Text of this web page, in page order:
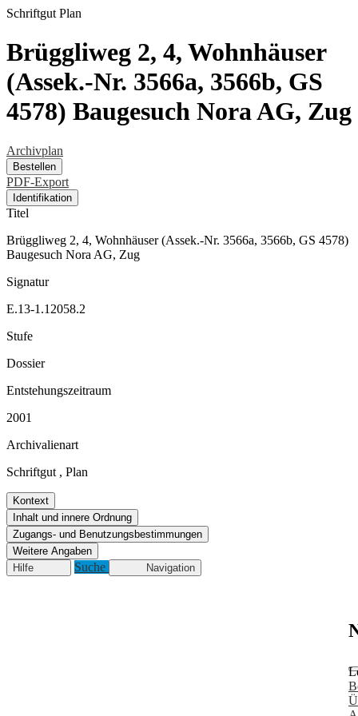
Schriftgut Plan
Brüggliweg 2, 4, Wohnhäuser
(Assek.-Nr. 3566a, 3566b, GS
4578) Baugesuch Nora AG, Zug
Archivplan
Bestellen
PDF-Export
Identifikation
Titel
Brüggliweg 2, 4, Wohnhäuser (Assek.-Nr. 3566a, 3566b, GS 4578)
Baugesuch Nora AG, Zug
Signatur
E.13-1.12058.2
Stufe
Dossier
Entstehungszeitraum
2001
Archivalienart
Schriftgut , Plan
Kontext
Inhalt und innere Ordnung
Zugangs- und Benutzungsbestimmungen
Weitere Angaben
Hilfe
Suche Navigation